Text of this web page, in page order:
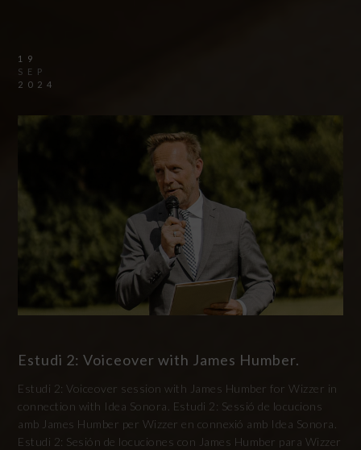
19
SEP
2024
Estudi 2: Voiceover with James Humber.
Estudi 2: Voiceover session with James Humber for Wizzer in
connection with Idea Sonora. Estudi 2: Sessió de locucions
amb James Humber per Wizzer en connexió amb Idea Sonora.
Estudi 2: Sesión de locuciones con James Humber para Wizzer